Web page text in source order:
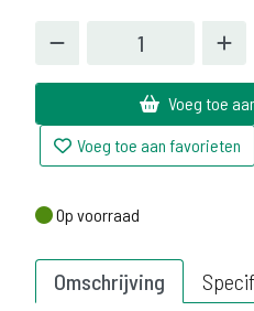
Voeg toe
Voeg toe aan favorieten
Op voorraad
Op voorraad
Omschrijving